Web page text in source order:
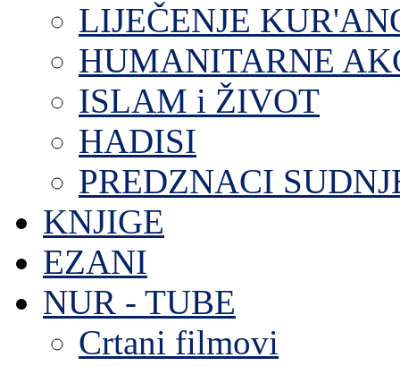
LIJEČENJE
HUMANITARNE
ISLAM i ŽIVOT
HADISI
PREDZNACI
KNJIGE
EZANI
NUR - TUBE
Crtani filmovi